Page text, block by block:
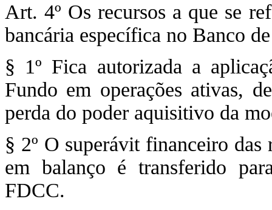
Art. 4º Os recursos a que se
bancária específica no Banco
§ 1º Fica autorizada a
Fundo em operações ativas,
perda do poder aquisitivo da
§ 2º O superávit financeiro das
em balanço é transferido
FDCC.